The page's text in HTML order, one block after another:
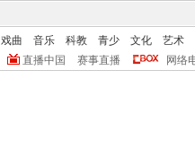
戏曲 音乐 科教 青少 文化
艺术
直播中国 赛事直播 网络